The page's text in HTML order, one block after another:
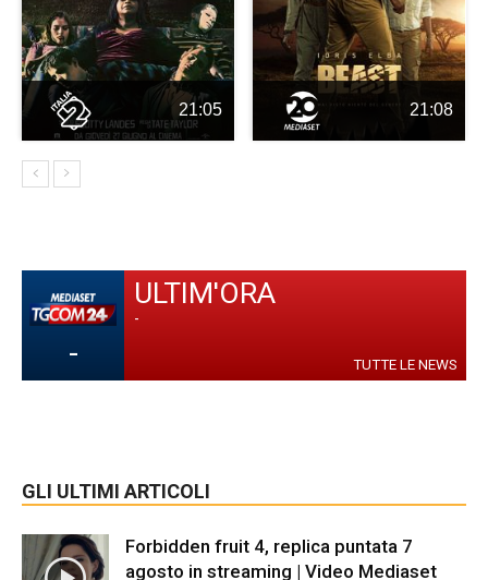
21:05 21:08
-
ULTIM'ORA
-
TUTTE LE NEWS
GLI ULTIMI ARTICOLI
Forbidden fruit 4, replica puntata 7
agosto in streaming | Video Mediaset